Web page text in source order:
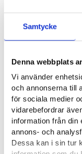
Samtycke
Denna webbplats
Vi använder
och annonserna till
för sociala medier
vidarebefordrar
information från din
annons- och
Dessa kan i sin tur
något motorfordon.
säkerhet på det sätt
kräver.
ansvar. Jag jobbar
körs skidspåren
Vilka
yrket?
För detta arbete